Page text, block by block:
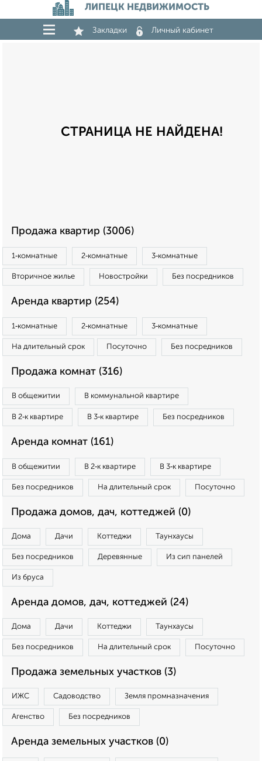
ЛИПЕЦК НЕДВИЖИМОСТЬ
Закладки Личный кабинет
СТРАНИЦА НЕ НАЙДЕНА!
Продажа квартир (3006)
1‑комнатные 2‑комнатные 3‑комнатные
Вторичное жилье Новостройки Без посредников
Аренда квартир (254)
1‑комнатные 2‑комнатные 3‑комнатные
На длительный срок Посуточно Без посредников
Продажа комнат (316)
В общежитии В коммунальной квартире
В 2‑к квартире В 3‑к квартире Без посредников
Аренда комнат (161)
В общежитии В 2‑к квартире В 3‑к квартире
Без посредников На длительный срок Посуточно
Продажа домов, дач, коттеджей (0)
Дома Дачи Коттеджи Таунхаусы
Без посредников Деревянные Из сип панелей
Из бруса
Аренда домов, дач, коттеджей (24)
Дома Дачи Коттеджи Таунхаусы
Без посредников На длительный срок Посуточно
Продажа земельных участков (3)
ИЖС Садоводство Земля промназначения
Агенство Без посредников
Аренда земельных участков (0)